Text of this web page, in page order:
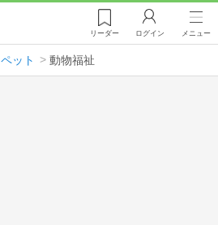
リーダー ログイン メニュー
ペット 動物福祉